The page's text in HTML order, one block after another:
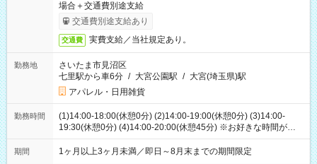
場合＋交通費別途支給
交通費別途支給あり
交通費 実費支給／当社規定あり。
勤務地
さいたま市見沼区
七里駅から車6分 / 大宮公園駅 / 大宮(埼玉県)駅
アパレル・日用雑貨
勤務時間
(1)14:00-18:00(休憩0分) (2)14:00-19:00(休憩0分) (3)14:00-
19:30(休憩0分) (4)14:00-20:00(休憩45分) ※お好きな時間が選べ
ます
期間 1ヶ月以上3ヶ月未満／即日～8月末までの期間限定